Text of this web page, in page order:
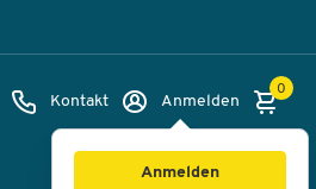
Kontakt Anmelden
Anmelden
0